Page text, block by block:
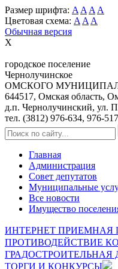
Размер шрифта: A A A A
Цветовая схема: A A A
Обычная версия
X
городское поселение
Чернолучинское
ОМСКОГО
644517, Омская область,
д.п. Чернолучинский, ул.
тел. (3812) 976-634, 976-517
Главная
Администрация
Совет депутатов
Муниципальные
Все новости
Имущество
ИНТЕРНЕТ ПРИЕМНАЯ
ПРОТИВОДЕЙСТВИЕ
ТОРГИ И КОНКУРСЫ